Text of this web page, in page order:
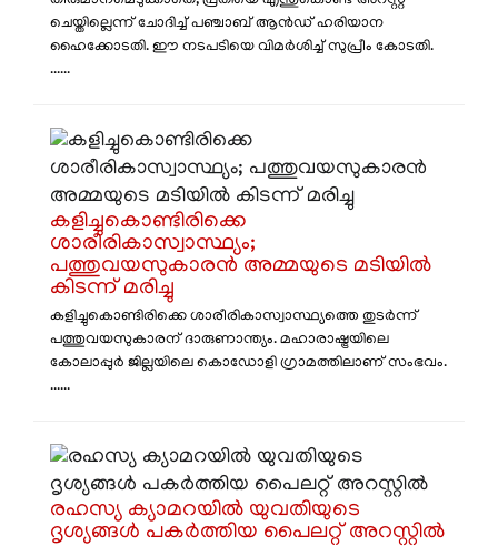
ചെയ്തില്ലെന്ന് ചോദിച്ച് പഞ്ചാബ് ആൻഡ് ഹരിയാന
ഹൈക്കോടതി. ഈ നടപടിയെ വിമർശിച്ച് സുപ്രീം കോടതി.
......
കളിച്ചുകൊണ്ടിരിക്കെ
ശാരീരികാസ്വാസ്ഥ്യം;
പത്തുവയസുകാരൻ അമ്മയുടെ മടിയിൽ
കിടന്ന് മരിച്ചു
കളിച്ചുകൊണ്ടിരിക്കെ ശാരീരികാസ്വാസ്ഥ്യത്തെ തുടർന്ന്
പത്തുവയസുകാരന് ദാരുണാന്ത്യം. മഹാരാഷ്ട്രയിലെ
കോലാപ്പുർ ജില്ലയിലെ കൊഡോളി ഗ്രാമത്തിലാണ് സംഭവം.
......
രഹസ്യ ക്യാമറയിൽ യുവതിയുടെ
ദൃശ്യങ്ങൾ പകർത്തിയ പൈലറ്റ് അറസ്റ്റിൽ